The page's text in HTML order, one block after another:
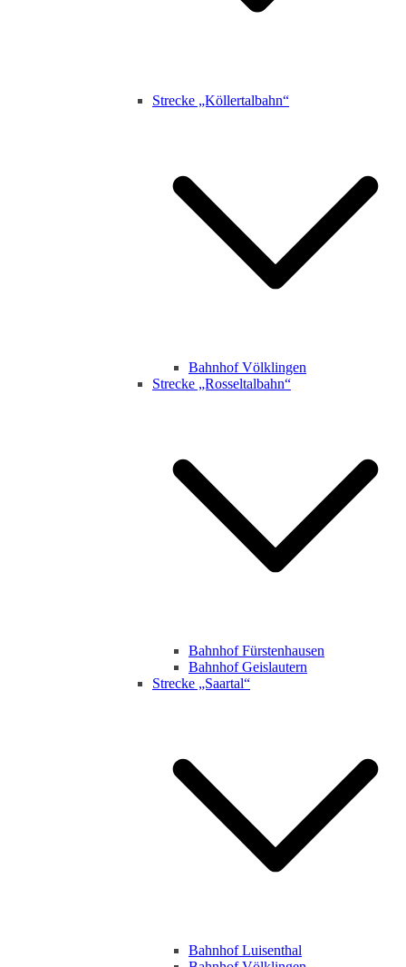
Strecke „Köllertalbahn“
Bahnhof Völklingen
Strecke „Rosseltalbahn“
Bahnhof Fürstenhausen
Bahnhof Geislautern
Strecke „Saartal“
Bahnhof Luisenthal